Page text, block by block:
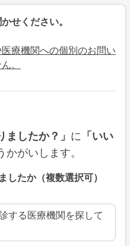
せください。
療機関への個別のお問い
。
ましたか？」 に 「いい
がいします。
したか（複数選択可）
する医療機関を探して